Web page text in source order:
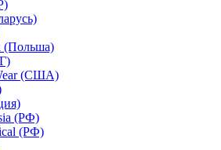
(Польша)
(США)
(РФ)
(РФ)